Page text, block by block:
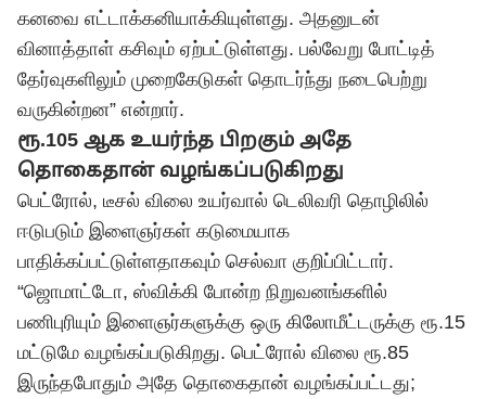
கனவை எட்டாக்கனியாக்கியுள்ளது. அதனுடன்
வினாத்தாள் கசிவும் ஏற்பட்டுள்ளது. பல்வேறு போட்டித்
தேர்வுகளிலும் முறைகேடுகள் தொடர்ந்து நடைபெற்று
வருகின்றன” என்றார்.
ரூ.105 ஆக உயர்ந்த பிறகும் அதே
தொகைதான் வழங்கப்படுகிறது
பெட்ரோல், டீசல் விலை உயர்வால் டெலிவரி தொழிலில்
ஈடுபடும் இளைஞர்கள் கடுமையாக
பாதிக்கப்பட்டுள்ளதாகவும் செல்வா குறிப்பிட்டார்.
“ஜொமாட்டோ, ஸ்விக்கி போன்ற நிறுவனங்களில்
பணிபுரியும் இளைஞர்களுக்கு ஒரு கிலோமீட்டருக்கு ரூ.15
மட்டுமே வழங்கப்படுகிறது. பெட்ரோல் விலை ரூ.85
இருந்தபோதும் அதே தொகைதான் வழங்கப்பட்டது;